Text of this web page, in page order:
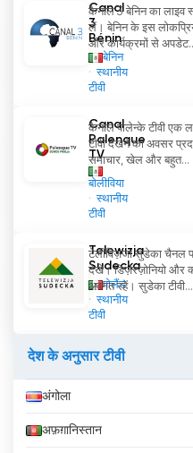
TV Guanajuato
स्ट्रीमिंग देखें
Canal
3
Bénin
बेनिन
स्थानीय
टीवी
कैनाल 3 बेनिन का
लें। बेनिन के इस
और कार्यक्रमों से
Canal
Palenque
TV
बोलीविया
स्थानीय
टीवी
कैनाल पालेन्के टीवी एक
टीवी देखने का अवसर
समाचार, खेल और बहुत...
Telewizja
Sudecka
पोलैंड
स्थानीय
टीवी
टेलीविज़जा सुडेका चैनल
देखें। डिज़ेरज़ोनियो और
अवगत रहें। सुडेका टीवी...
देश के अनुसार टीवी
अंगोला
अफ़ग़ानिस्तान